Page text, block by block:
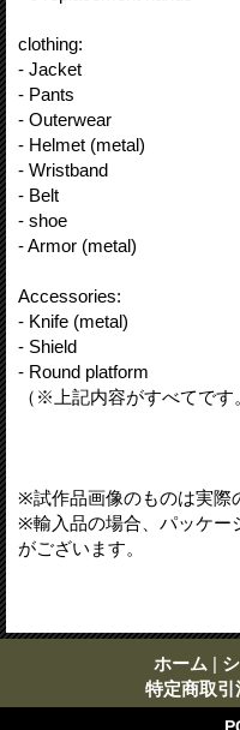
clothing:
- Jacket
- Pants
- Outerwear
- Helmet (metal)
- Wristband
- Belt
- shoe
- Armor (metal)
Accessories:
- Knife (metal)
- Shield
- Round platform
（※上記内容がすべてです
※試作品画像のものは実際
※輸入品の場合、パッケー
がございます。
ホーム |
特定商取引